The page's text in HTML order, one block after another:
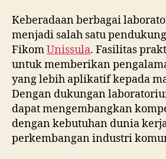
Keberadaan berbagai
menjadi salah satu
FikomUnissula. Fasilitas
untuk memberikan
yang lebih aplikatif kepada
Dengan dukungan
dapat mengembangkan
dengan kebutuhan dunia
perkembangan industri